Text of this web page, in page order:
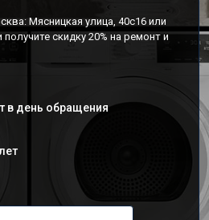
Мясницкая улица, 40с16 или
получите скидку 20% на ремонт и
в день обращения